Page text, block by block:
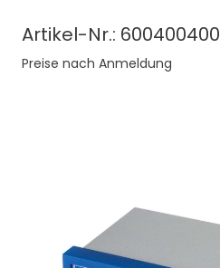
Artikel-Nr.: 600400400
Preise nach Anmeldung